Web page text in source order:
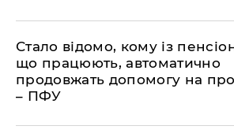
Стало відомо, кому із
що працюють, автоматично
продовжать допомогу на
– ПФУ